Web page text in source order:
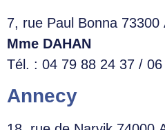
7, rue Paul Bonna 73300
Mme DAHAN
Tél. : 04 79 88 24 37 /
Annecy